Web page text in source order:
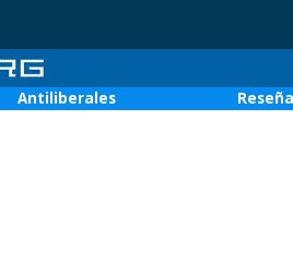
Antiliberales